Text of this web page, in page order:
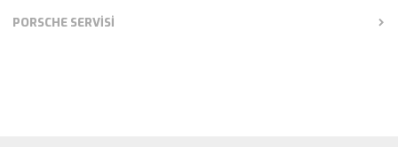
PORSCHE SERVISI